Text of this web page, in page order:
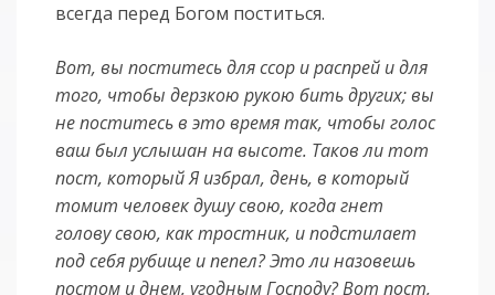
всегда перед Богом поститься.
Вот, вы поститесь для ссор и распрей и для
того, чтобы дерзкою рукою бить других; вы
не поститесь в это время так, чтобы голос
ваш был услышан на высоте. Таков ли тот
пост, который Я избрал, день, в который
томит человек душу свою, когда гнет
голову свою, как тростник, и подстилает
под себя рубище и пепел? Это ли назовешь
постом и днем, угодным Господу? Вот пост,